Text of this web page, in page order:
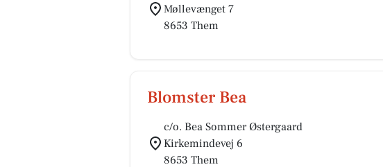
Møllevænget 7
8653 Them
Blomster Bea
c/o. Bea Sommer Østergaard
Kirkemindevej 6
8653 Them